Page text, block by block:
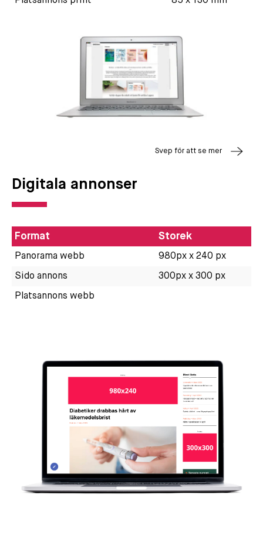
Svep för att se mer
Digitala annonser
Format Storek
Panorama webb 980px x 240 px
Sido annons 300px x 300 px
Platsannons webb